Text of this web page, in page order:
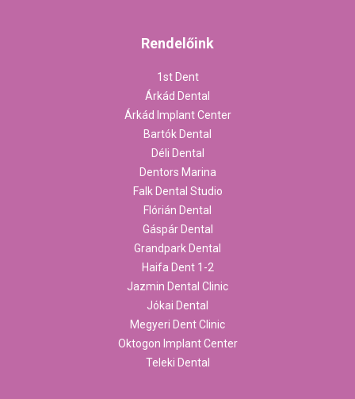
Rendelőink
1st Dent
Árkád Dental
Árkád Implant Center
Bartók Dental
Déli Dental
Dentors Marina
Falk Dental Studio
Flórián Dental
Gáspár Dental
Grandpark Dental
Haifa Dent 1-2
Jazmin Dental Clinic
Jókai Dental
Megyeri Dent Clinic
Oktogon Implant Center
Teleki Dental